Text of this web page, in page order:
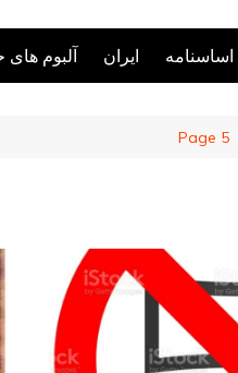
اساسنامه ایران آلبوم
مسئولین
متفرقه
Page 5